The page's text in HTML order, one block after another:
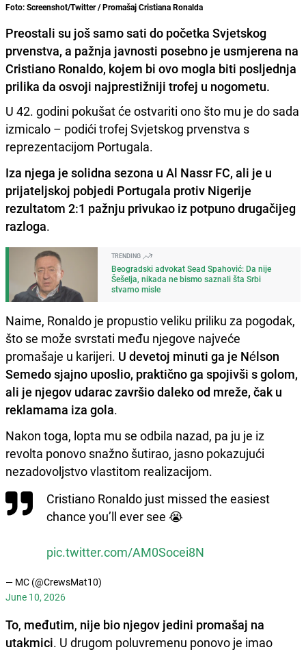
Foto: Screenshot/Twitter / Promašaj Cristiana Ronalda
Preostali su još samo sati do početka Svjetskog
prvenstva, a pažnja javnosti posebno je usmjerena na
Cristiano Ronaldo, kojem bi ovo mogla biti posljednja
prilika da osvoji najprestižniji trofej u nogometu.
U 42. godini pokušat će ostvariti ono što mu je do sada
izmicalo – podići trofej Svjetskog prvenstva s
reprezentacijom Portugala.
Iza njega je solidna sezona u Al Nassr FC, ali je u
prijateljskoj pobjedi Portugala protiv Nigerije
rezultatom 2:1 pažnju privukao iz potpuno drugačijeg
razloga.
TRENDING
Beogradski advokat Sead Spahović: Da nije
Šešelja, nikada ne bismo saznali šta Srbi
stvarno misle
Naime, Ronaldo je propustio veliku priliku za pogodak,
što se može svrstati među njegove najveće
promašaje u karijeri. U devetoj minuti ga je Nélson
Semedo sjajno uposlio, praktično ga spojivši s golom,
ali je njegov udarac završio daleko od mreže, čak u
reklamama iza gola.
Nakon toga, lopta mu se odbila nazad, pa ju je iz
revolta ponovo snažno šutirao, jasno pokazujući
nezadovoljstvo vlastitom realizacijom.
Cristiano Ronaldo just missed the easiest
chance you’ll ever see 😭
pic.twitter.com/AM0Socei8N
— MC (@CrewsMat10)
June 10, 2026
To, međutim, nije bio njegov jedini promašaj na
utakmici. U drugom poluvremenu ponovo je imao